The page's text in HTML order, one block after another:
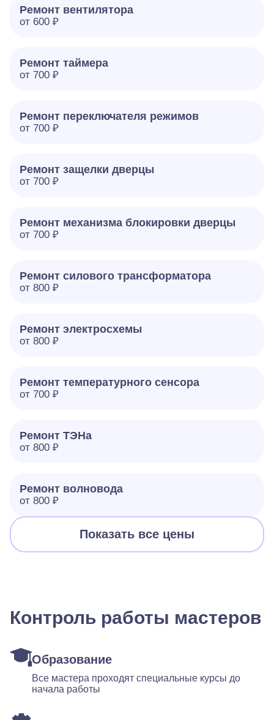
Ремонт вентилятора
от 600 ₽
Ремонт таймера
от 700 ₽
Ремонт переключателя режимов
от 700 ₽
Ремонт защелки дверцы
от 700 ₽
Ремонт механизма блокировки дверцы
от 700 ₽
Ремонт силового трансформатора
от 800 ₽
Ремонт электросхемы
от 800 ₽
Ремонт температурного сенсора
от 700 ₽
Ремонт ТЭНа
от 800 ₽
Ремонт волновода
от 800 ₽
Показать все цены
Контроль работы мастеров
Образование
Все мастера проходят специальные курсы до
начала работы